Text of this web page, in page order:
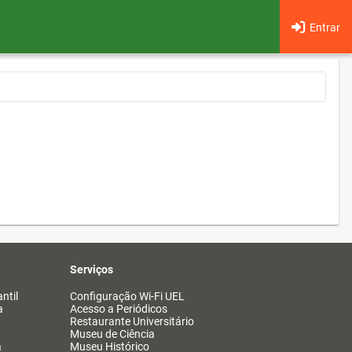
Entrar
Serviços
Configuração Wi-Fi UEL
Acesso a Periódicos
Restaurante Universitário
Museu de Ciência
Museu Histórico